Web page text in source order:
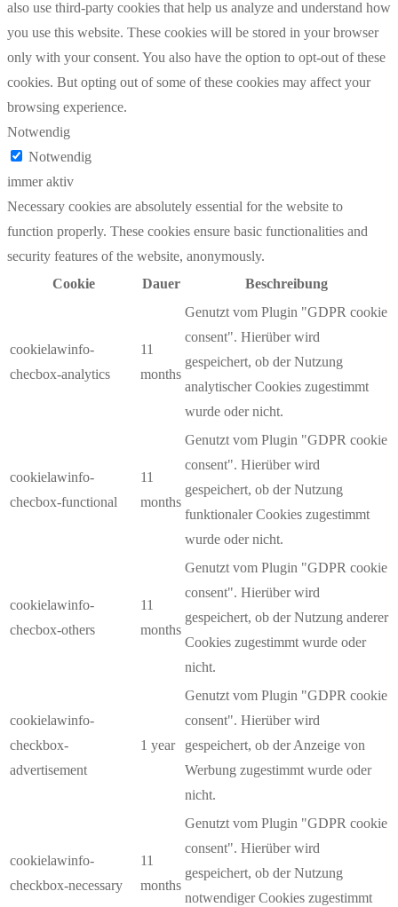
also use third-party cookies that help us analyze and understand how
you use this website. These cookies will be stored in your browser
only with your consent. You also have the option to opt-out of these
cookies. But opting out of some of these cookies may affect your
browsing experience.
Notwendig
Notwendig
immer aktiv
Necessary cookies are absolutely essential for the website to
function properly. These cookies ensure basic functionalities and
security features of the website, anonymously.
Cookie
Dauer Beschreibung
cookielawinfo-
checbox-analytics
11
months
Genutzt vom Plugin "GDPR cookie
consent". Hierüber wird
gespeichert, ob der Nutzung
analytischer Cookies zugestimmt
wurde oder nicht.
cookielawinfo-
checbox-functional
11
months
Genutzt vom Plugin "GDPR cookie
consent". Hierüber wird
gespeichert, ob der Nutzung
funktionaler Cookies zugestimmt
wurde oder nicht.
cookielawinfo-
checbox-others
11
months
Genutzt vom Plugin "GDPR cookie
consent". Hierüber wird
gespeichert, ob der Nutzung anderer
Cookies zugestimmt wurde oder
nicht.
cookielawinfo-
checkbox-
advertisement
1 year
Genutzt vom Plugin "GDPR cookie
consent". Hierüber wird
gespeichert, ob der Anzeige von
Werbung zugestimmt wurde oder
nicht.
cookielawinfo-
checkbox-necessary
11
months
Genutzt vom Plugin "GDPR cookie
consent". Hierüber wird
gespeichert, ob der Nutzung
notwendiger Cookies zugestimmt